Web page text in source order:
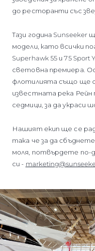
до ресторанти със
Тази година Sunseeker
модели, като всички
Superhawk 55 и 75
световна премиера.
флотилията също ще
известната река Рейн
седмици, за да украси
Нашият екип ще се
така че за да
моля, потвърдете по-
си -